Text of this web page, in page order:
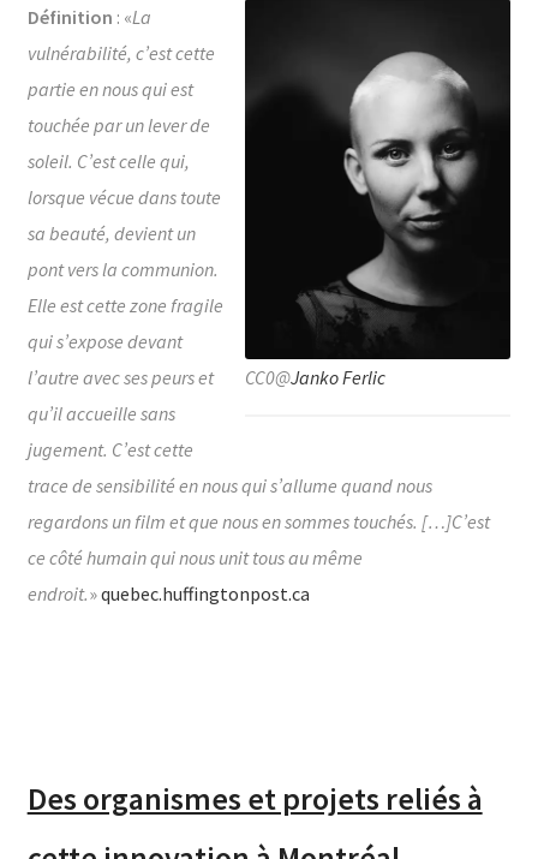
CC0@Janko Ferlic
Définition : «La
vulnérabilité, c’est cette
partie en nous qui est
touchée par un lever de
soleil. C’est celle qui,
lorsque vécue dans toute
sa beauté, devient un
pont vers la communion.
Elle est cette zone fragile
qui s’expose devant
l’autre avec ses peurs et
qu’il accueille sans
jugement. C’est cette
trace de sensibilité en nous qui s’allume quand nous
regardons un film et que nous en sommes touchés. […]C’est
ce côté humain qui nous unit tous au même
endroit.»quebec.huffingtonpost.ca
Des organismes et projets reliés à